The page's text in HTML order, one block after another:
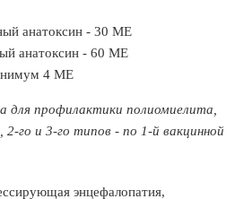
анатоксин - 30 МЕ
анатоксин - 60 МЕ
4 МЕ
для профилактики полиомиелита,
2-го и 3-го типов - по 1-й вакцинной
энцефалопатия,